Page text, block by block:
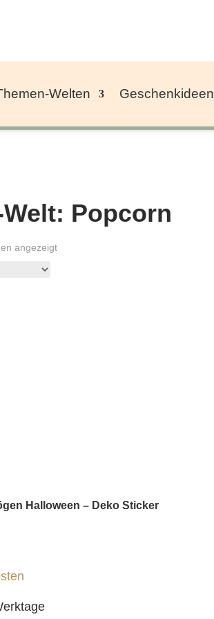
Welten Geschenkideen
Popcorn
angezeigt
Halloween – Deko Sticker